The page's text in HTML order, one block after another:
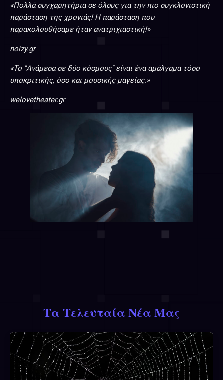
«Πολλά συγχαρητήρια σε όλους για την πιο συγκλονιστική
παράσταση της χρονιάς! Η παράσταση που
παρακολουθήσαμε ήταν ανατριχιαστική!»
noizy.gr
«Το "Ανάμεσα σε δύο κόσμους" είναι ένα αμάλγαμα τόσο
υποκριτικής, όσο και μουσικής μαγείας.»
welovetheater.gr
Τα Τελευταία Νέα Μας